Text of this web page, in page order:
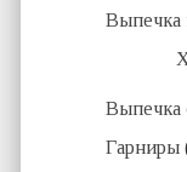
Выпечка
Выпечка
Гарниры